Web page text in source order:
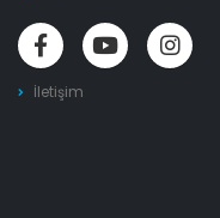
İletişim